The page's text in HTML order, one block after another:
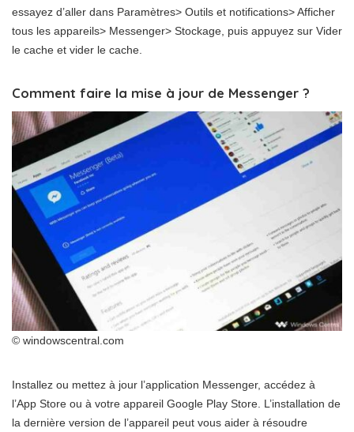
essayez d’aller dans Paramètres> Outils et notifications> Afficher
tous les appareils> Messenger> Stockage, puis appuyez sur Vider
le cache et vider le cache.
Comment faire la mise à jour de Messenger ?
© windowscentral.com
Installez ou mettez à jour l’application Messenger, accédez à
l’App Store ou à votre appareil Google Play Store. L’installation de
la dernière version de l’appareil peut vous aider à résoudre